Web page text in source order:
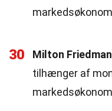
30 Milton Friedman
tilhænger af